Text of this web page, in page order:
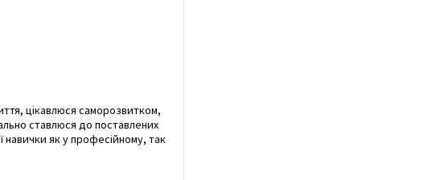
цікавлюся саморозвитком,
ставлюся до поставлених
навички як у професійному, так